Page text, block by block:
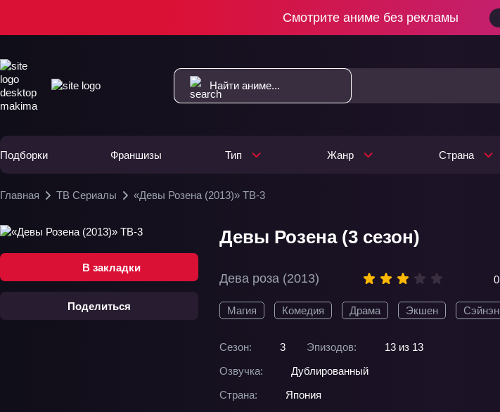
Смотрите аниме без рекламы
Подборки Франшизы Тип Жанр Страна
Главная ТВ Сериалы «Девы Розена (2013)» ТВ-3
В закладки
Поделиться
Девы Розена (3 сезон)
Дева роза (2013) 0
Магия Комедия Драма Экшен Сэйнэн
Сезон: 3 Эпизодов:
13 из 13
Озвучка:
Дублированный
Страна:
Япония